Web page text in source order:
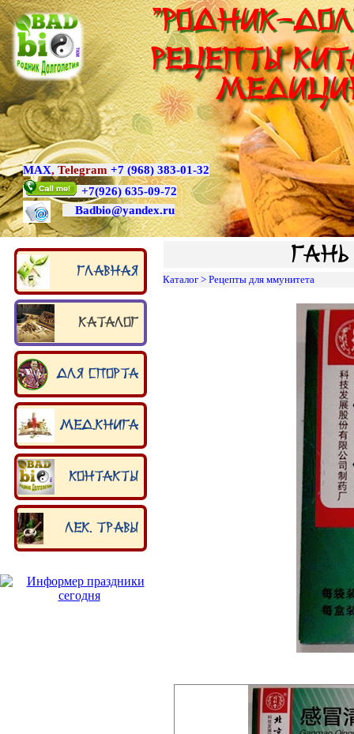
Рецепты
"Родник-
MAX, Telegram +7 (968) 383-01-32
+7(926) 635-09-72
Badbio@yandex.ru
Главная
Каталог
Для спорта
Мед.книга
Контакты
Лек. травы
Каталог >Рецепты для ммунитета